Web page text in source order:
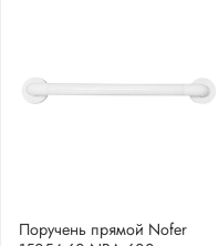
Поручень прямой Nofer